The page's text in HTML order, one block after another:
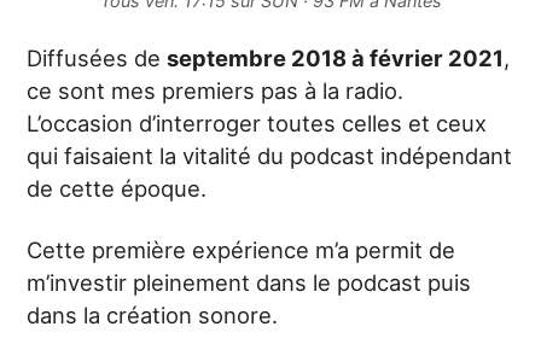
Diffusées deseptembre 2018 à février 2021,
ce sont mes premiers pas à la radio.
L’occasion d’interroger toutes celles et ceux
qui faisaient la vitalité du podcast indépendant
de cette époque.
Cette première expérience m’a permit de
m’investir pleinement dans le podcast puis
dans la création sonore.